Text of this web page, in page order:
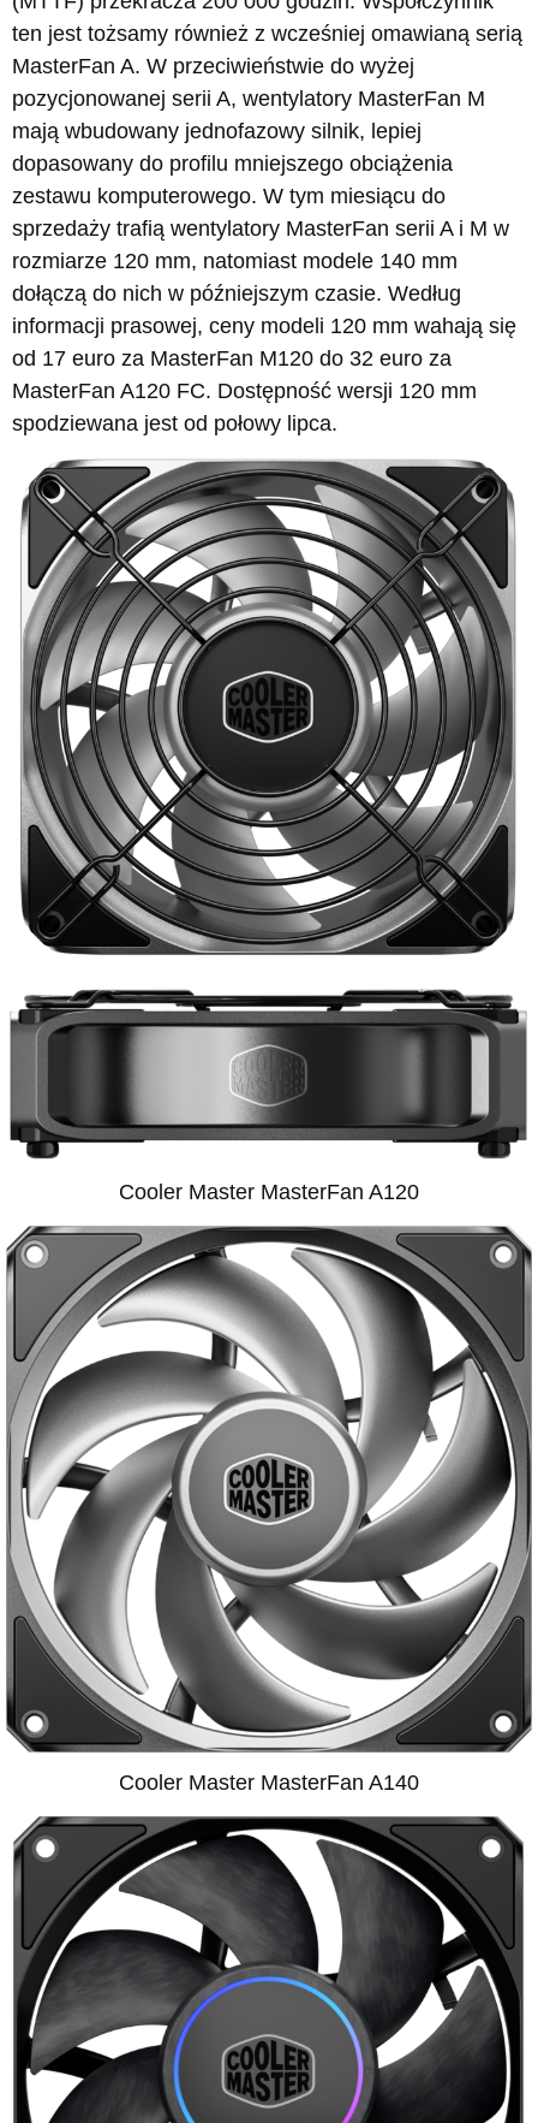
ten jest tożsamy również z wcześniej omawianą serią
MasterFan A. W przeciwieństwie do wyżej
pozycjonowanej serii A, wentylatory MasterFan M
mają wbudowany jednofazowy silnik, lepiej
dopasowany do profilu mniejszego obciążenia
zestawu komputerowego. W tym miesiącu do
sprzedaży trafią wentylatory MasterFan serii A i M w
rozmiarze 120 mm, natomiast modele 140 mm
dołączą do nich w późniejszym czasie. Według
informacji prasowej, ceny modeli 120 mm wahają się
od 17 euro za MasterFan M120 do 32 euro za
MasterFan A120 FC. Dostępność wersji 120 mm
spodziewana jest od połowy lipca.
Cooler Master MasterFan A120
Cooler Master MasterFan A140